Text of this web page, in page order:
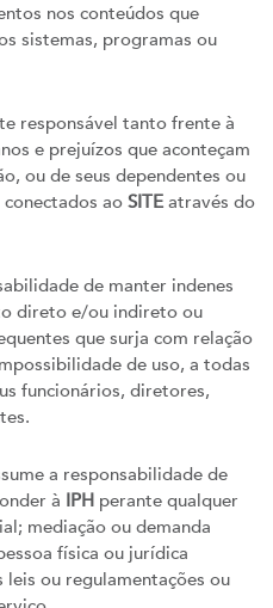
nos conteúdos que
sistemas, programas ou
responsável tanto frente à
e prejuízos que aconteçam
ou de seus dependentes ou
ao SITE através do
de manter indenes
direto e/ou indireto ou
que surja com relação
de uso, a todas
funcionários, diretores,
a responsabilidade de
à IPH perante qualquer
mediação ou demanda
física ou jurídica
ou regulamentações ou